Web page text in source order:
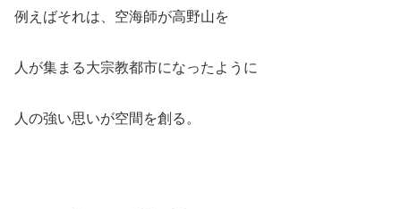
例えばそれは、空海師が高野山を
人が集まる大宗教都市になったように
人の強い思いが空間を創る。